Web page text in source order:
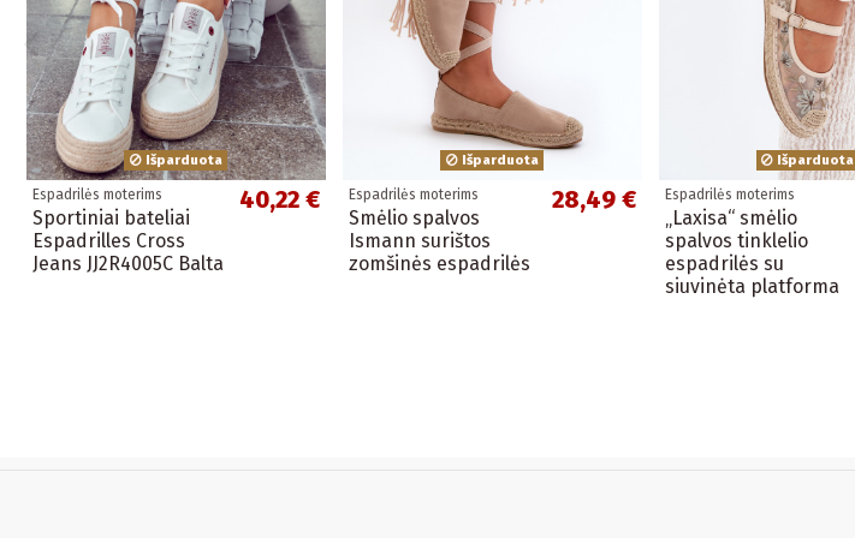
Išparduota
Espadrilės moterims
Sportiniai bateliai
Espadrilles Cross
Jeans JJ2R4005C Balta
40,22 €
Išparduota
Espadrilės moterims
Smėlio spalvos
Ismann surištos
zomšinės espadrilės
28,49 €
Išparduota
Espadrilės moterims
„Laxisa“ smėlio
spalvos tinklelio
espadrilės su
siuvinėta platforma